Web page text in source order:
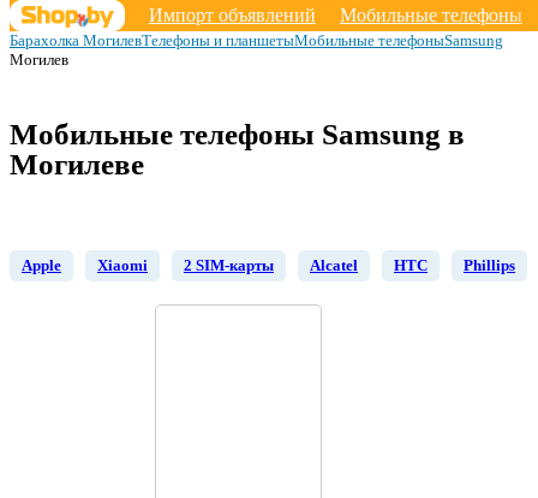
Импорт объявлений
Мобильные телефоны
Барахолка МогилевТелефоны и планшетыМобильные телефоныSamsung
Могилев
Мобильные телефоны Samsung в
Могилеве
Apple Xiaomi 2 SIM-карты Alcatel HTC Phillips